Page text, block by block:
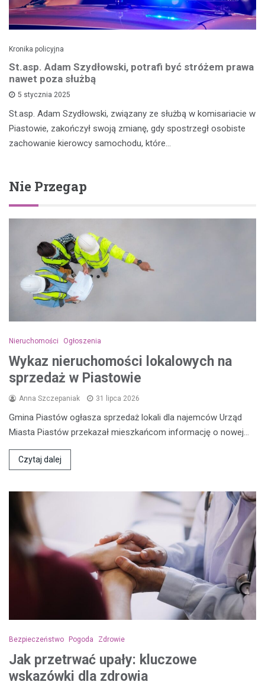
Kronika policyjna
St.asp. Adam Szydłowski, potrafi być stróżem prawa
nawet poza służbą
5 stycznia 2025
St.asp. Adam Szydłowski, związany ze służbą w komisariacie w
Piastowie, zakończył swoją zmianę, gdy spostrzegł osobiste
zachowanie kierowcy samochodu, które…
Nie Przegap
Nieruchomości Ogłoszenia
Wykaz nieruchomości lokalowych na
sprzedaż w Piastowie
Anna Szczepaniak 31 lipca 2026
Gmina Piastów ogłasza sprzedaż lokali dla najemców Urząd
Miasta Piastów przekazał mieszkańcom informację o nowej…
Czytaj dalej
Bezpieczeństwo Pogoda Zdrowie
Jak przetrwać upały: kluczowe
wskazówki dla zdrowia